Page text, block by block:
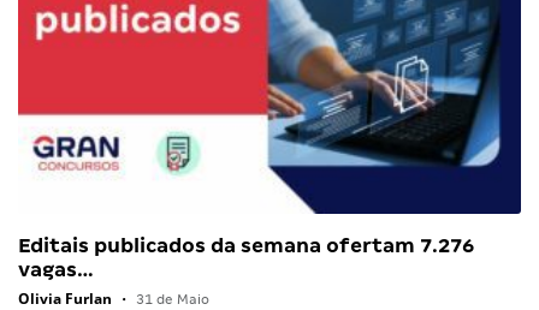
Editais publicados da semana ofertam 7.276
vagas…
Olivia Furlan • 31 de Maio